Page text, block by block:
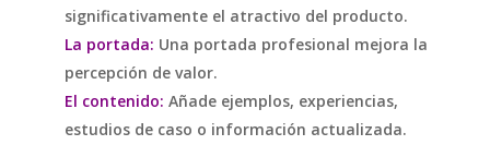
significativamente el atractivo del producto.
La portada: Una portada profesional mejora la
percepción de valor.
El contenido: Añade ejemplos, experiencias,
estudios de caso o información actualizada.